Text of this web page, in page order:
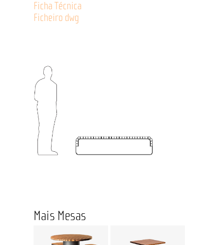
Ficha Técnica
Ficheiro dwg
Mais Mesas